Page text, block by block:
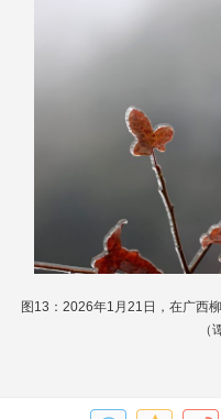
图13：2026年1月21日，在广西
（